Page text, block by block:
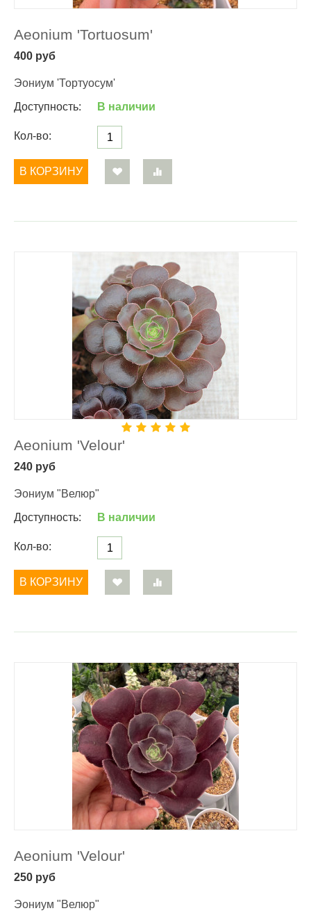
Aeonium 'Tortuosum'
400 руб
Эониум 'Тортуосум'
Доступность:
В наличии
Кол-во:
В КОРЗИНУ
Aeonium 'Velour'
240 руб
Эониум "Велюр"
Доступность:
В наличии
Кол-во:
В КОРЗИНУ
Aeonium 'Velour'
250 руб
Эониум "Велюр"